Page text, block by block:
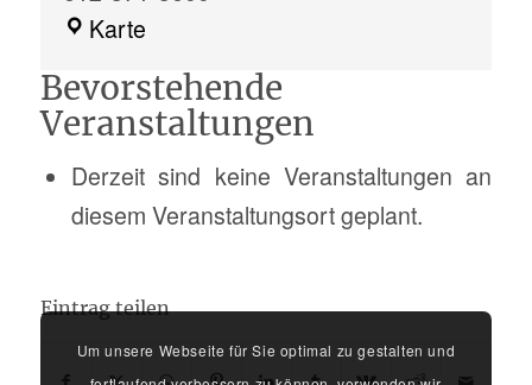
Karte
Orchestra
Bevorstehende
Veranstaltungen
Derzeit sind keine Veranstaltungen an
diesem Veranstaltungsort geplant.
Eintrag teilen
Um unsere Webseite für Sie optimal zu gestalten und